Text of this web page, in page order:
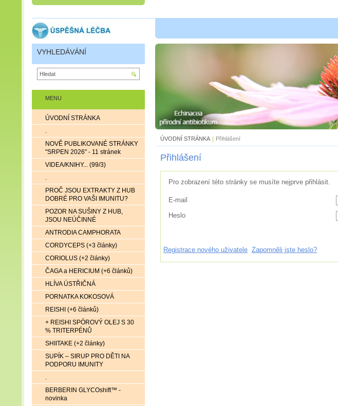
ÚVODNÍ STRÁNKA | Přihlášení
Přihlášení
Pro zobrazení této stránky se musíte nejprve přihlásit.
E-mail
Heslo
Registrace nového uživatele Zapomněli jste heslo?
MENU
ÚVODNÍ STRÁNKA
.
NOVĚ PUBLIKOVANÉ STRÁNKY
"SRPEN 2026" - 11 stránek
VIDEA/KNIHY... (99/3)
.
PROČ JSOU EXTRAKTY Z HUB
DOBRÉ PRO VAŠI IMUNITU?
POZOR NA SUŠINY Z HUB,
JSOU NEÚČINNÉ
ANTRODIA CAMPHORATA
CORDYCEPS (+3 články)
CORIOLUS (+2 články)
ČAGA a HERICIUM (+6 článků)
HLÍVA ÚSTŘIČNÁ
PORNATKA KOKOSOVÁ
REISHI (+6 článků)
+ REISHI SPÓROVÝ OLEJ S 30
% TRITERPÉNŮ
SHIITAKE (+2 články)
SUPÍK – SIRUP PRO DĚTI NA
PODPORU IMUNITY
.
BERBERIN GLYCOshift™ -
novinka
VYHLEDÁVÁNÍ